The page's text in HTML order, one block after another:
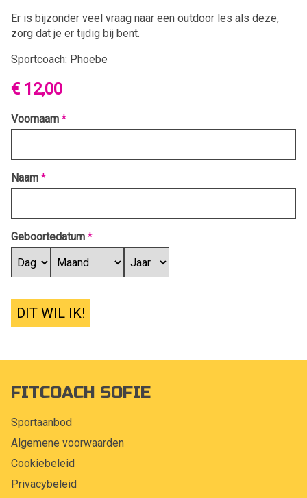
Er is bijzonder veel vraag naar een outdoor les als deze,
zorg dat je er tijdig bij bent.
Sportcoach: Phoebe
€ 12,00
Voornaam *
Naam *
Geboortedatum *
DIT WIL IK!
FITCOACH SOFIE
Sportaanbod
Algemene voorwaarden
Cookiebeleid
Privacybeleid